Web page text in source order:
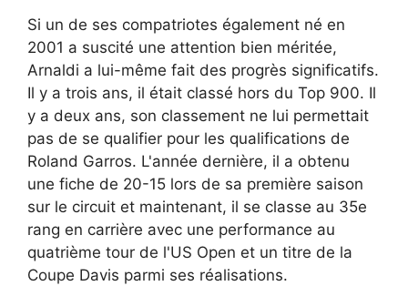
Si un de ses compatriotes également né en
2001 a suscité une attention bien méritée,
Arnaldi a lui-même fait des progrès significatifs.
Il y a trois ans, il était classé hors du Top 900. Il
y a deux ans, son classement ne lui permettait
pas de se qualifier pour les qualifications de
Roland Garros. L'année dernière, il a obtenu
une fiche de 20-15 lors de sa première saison
sur le circuit et maintenant, il se classe au 35e
rang en carrière avec une performance au
quatrième tour de l'US Open et un titre de la
Coupe Davis parmi ses réalisations.